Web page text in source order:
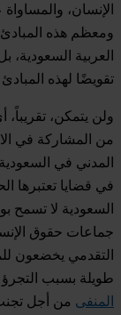
الإنسان،
العربية السعودية،
تقويضًا لهذه
ولن يتمكن،
من المشاركة في
المدني في
في قضايا تعتبرها
السعودية لا تسمح
جماعات حقوق
التقدمي يخضعون
طويلة بسبب
المنفى من أجل